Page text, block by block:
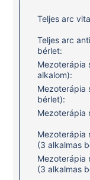
Teljes arc
Teljes arc
bérlet:
Mezoterápia
alkalom):
Mezoterápia
bérlet):
Mezoterápia
Mezoterápia
(3 alkalmas
Mezoterápia
(3 alkalmas